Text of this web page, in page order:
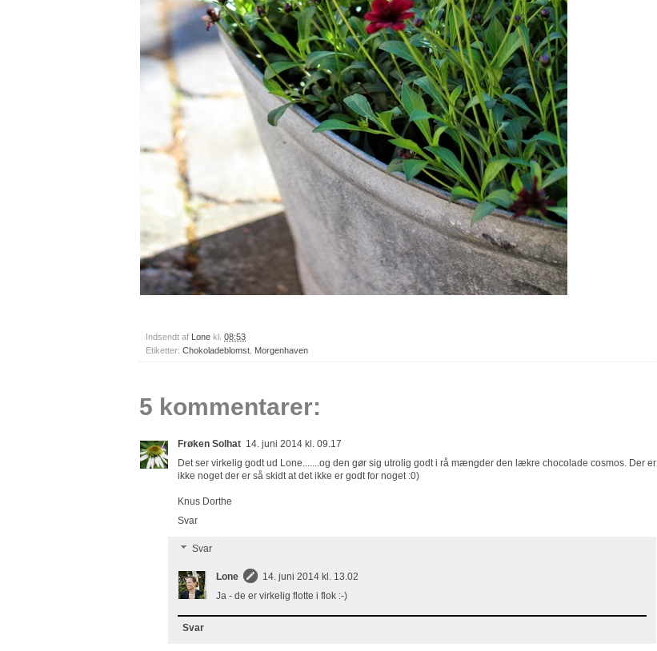
Indsendt af Lone kl. 08:53
Etiketter: Chokoladeblomst, Morgenhaven
5 kommentarer:
Frøken Solhat 14. juni 2014 kl. 09.17
Det ser virkelig godt ud Lone.......og den gør sig utrolig godt i rå mængder den lækre chocolade cosmos. Der er
ikke noget der er så skidt at det ikke er godt for noget :0)
Knus Dorthe
Svar
Svar
Lone
14. juni 2014 kl. 13.02
Ja - de er virkelig flotte i flok :-)
Svar